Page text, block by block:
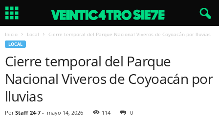
Inicio Local Cierre temporal del Parque Nacional Viveros de Coyoacán por lluvias
LOCAL
Cierre temporal del Parque
Nacional Viveros de Coyoacán por
lluvias
Por Staff 24-7 - mayo 14, 2026 114 0